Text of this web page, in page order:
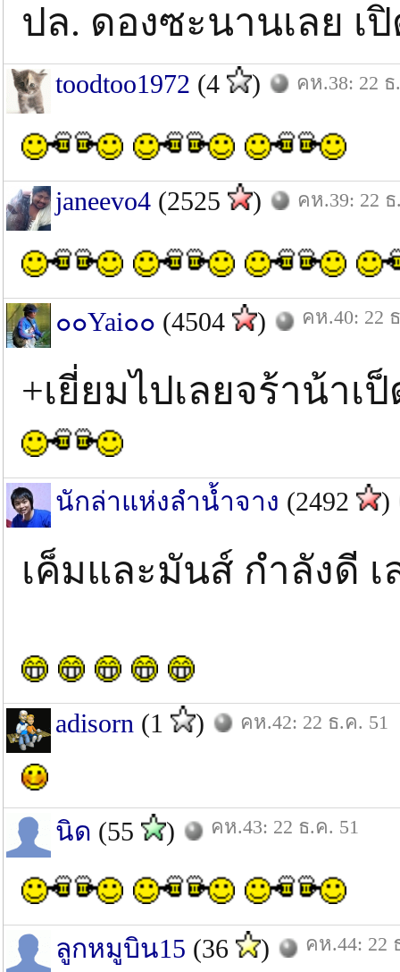
ปล. ดองซะนานเลย เ
toodtoo1972 (4 ) คห.38: 22
janeevo4 (2525 ) คห.39: 22
๐๐Yai๐๐ (4504 ) คห.40: 22
+เยี่ยมไปเลยจร้าน้าเ
นักล่าแห่งลำน้ำจาง (2492 )
เค็มและมันส์ กำลังดี เ
adisorn (1 ) คห.42: 22 ธ.ค. 51
นิด (55 ) คห.43: 22 ธ.ค. 51
ลูกหมูบิน15 (36 ) คห.44: 22